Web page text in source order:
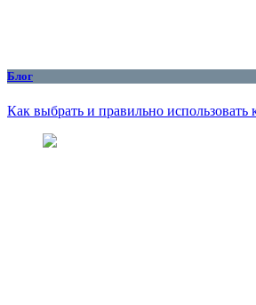
Блог
Как выбрать и правильно использовать